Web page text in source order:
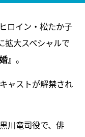
ロイン・松たか子
拡大スペシャルで
』 。
ャストが解禁され
川竜司役で、俳